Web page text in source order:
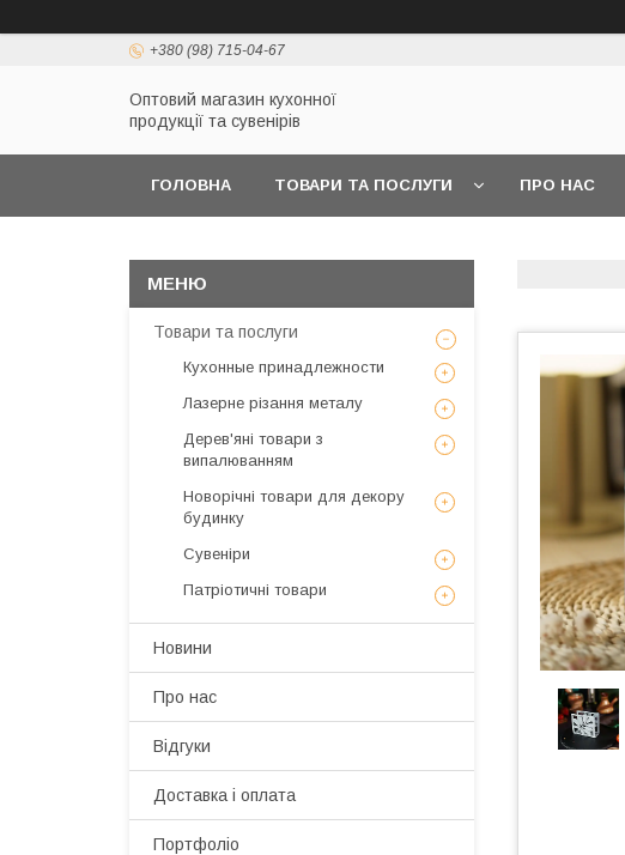
+380 (98) 715-04-67
Оптовий магазин кухонної
продукції та сувенірів
ГОЛОВНА ТОВАРИ ТА ПОСЛУГИ ПРО НАС
Товари та послуги
Кухонные принадлежности
Лазерне різання металу
Дерев'яні товари з
випалюванням
Новорічні товари для декору
будинку
Сувеніри
Патріотичні товари
Новини
Про нас
Відгуки
Доставка і оплата
Портфоліо